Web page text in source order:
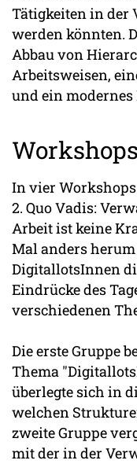
Tätigkeiten in der
werden könnten.
Abbau von
Arbeitsweisen,
und ein
Workshops
In vier
2. Quo Vadis:
Arbeit ist keine
Mal anders
DigitallotsInnen
Eindrücke des
verschiedenen
Die erste Gruppe
Thema
überlegte sich in
welchen
zweite Gruppe
mit der in der